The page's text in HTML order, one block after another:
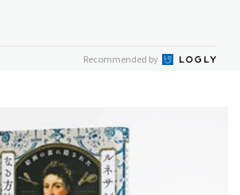
Recommended by